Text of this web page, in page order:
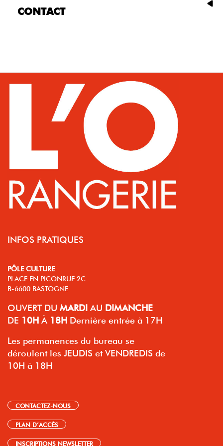
CONTACT
INFOS PRATIQUES
PÔLE CULTURE
PLACE EN PICONRUE 2C
B-6600 BASTOGNE
OUVERT DU MARDI AU DIMANCHE
DE 10H À 18H Dernière entrée à 17H
Les permanences du bureau se
déroulent les JEUDIS et VENDREDIS de
10H à 18H
CONTACTEZ-NOUS
PLAN D’ACCÈS
INSCRIPTIONS NEWSLETTER